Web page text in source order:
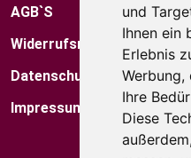
und
Ihnen ein
Erlebnis
Werbung,
Ihre
Diese
AGB`S
Widerrufsrecht
Datenschutz
Impressum